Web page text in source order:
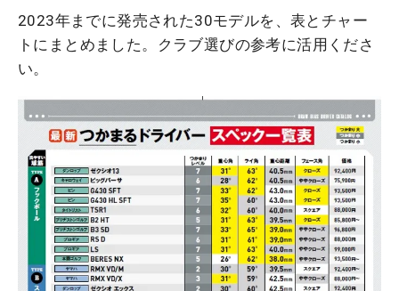
2023年までに発売された30モデルを、表とチャー
トにまとめました。クラブ選びの参考に活用くださ
い。